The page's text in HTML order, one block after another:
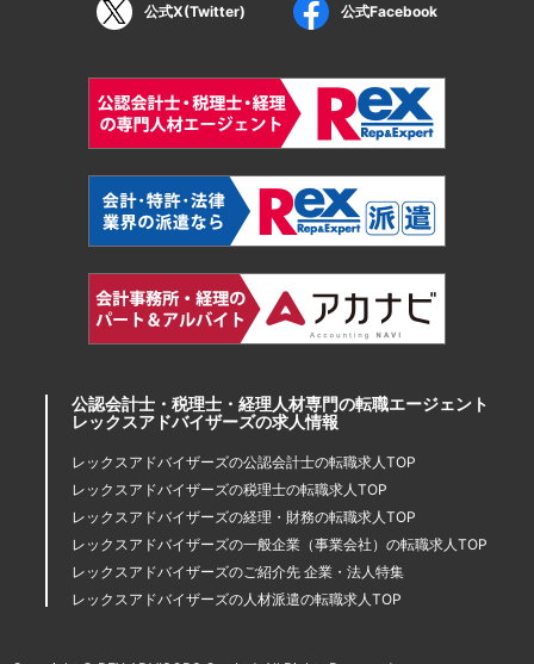
公式X(Twitter) 公式Facebook
公認会計士・税理士・経理人材専門の転職エージェント
レックスアドバイザーズの求人情報
レックスアドバイザーズの公認会計士の転職求人TOP
レックスアドバイザーズの税理士の転職求人TOP
レックスアドバイザーズの経理・財務の転職求人TOP
レックスアドバイザーズの一般企業（事業会社）の転職求人TOP
レックスアドバイザーズのご紹介先 企業・法人特集
レックスアドバイザーズの人材派遣の転職求人TOP